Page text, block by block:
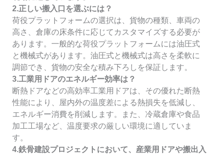
2.正しい搬入口を選ぶには？
荷役プラットフォームの選択は、貨物の種類、車両の
高さ、倉庫の床条件に応じてカスタマイズする必要が
あります。一般的な荷役プラットフォームには油圧式
と機械式があります。油圧式と機械式は高さを柔軟に
調節でき、貨物の安全な積み下ろしを保証します。
3.工業用ドアのエネルギー効率は？
断熱ドアなどの高効率工業用ドアは、その優れた断熱
性能により、屋内外の温度差による熱損失を低減し、
エネルギー消費を削減します。また、冷蔵倉庫や食品
加工工場など、温度要求の厳しい環境に適していま
す。
4.鉄骨建設プロジェクトにおいて、産業用ドアや搬出入